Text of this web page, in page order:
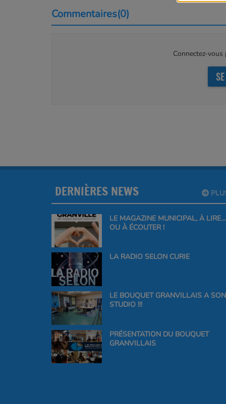
Commentaires(0)
Connectez-
DERNIÈRES NEWS
LE MAGAZINE MUNICIPAL, À LIRE…
OU À ÉCOUTER !
LA RADIO SELON CURIE
LE BOUQUET GRANVILLAIS A SON
STUDIO !!!
PRÉSENTATION DU BOUQUET
GRANVILLAIS